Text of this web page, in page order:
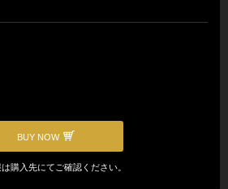
BUY NOW
購入先にてご確認ください。